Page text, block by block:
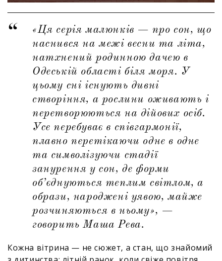
«Ця серія малюнків — про сон, що
наснився на межі весни та літа,
натхнений родинною дачею в
Одеській області біля моря. У
цьому сні існують дивні
створіння, а рослини оживають і
перетворюються на дійових осіб.
Усе перебуває в співгармонії,
плавно перетікаючи одне в одне
та символізуючи стадії
занурення у сон, де форми
об’єднуються теплим світлом, а
образи, народжені уявою, майже
розчиняються в ньому», —
говорить Маша Рева.
Кожна вітрина — не сюжет, а стан, що знайомий